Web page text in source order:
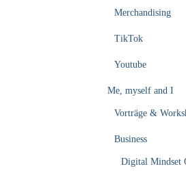
Merchandising
TikTok
Youtube
Me, myself and I
Vorträge &
Business
Digital Mindset